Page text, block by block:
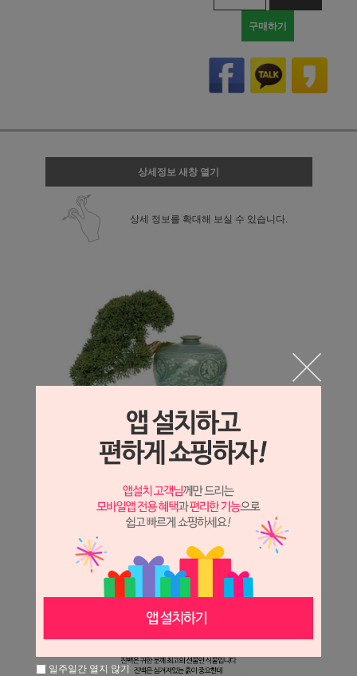
구매하기
상세정보 새창 열기
상세 정보를 확대해 보실 수 있습니다.
일주일간 열지 않기